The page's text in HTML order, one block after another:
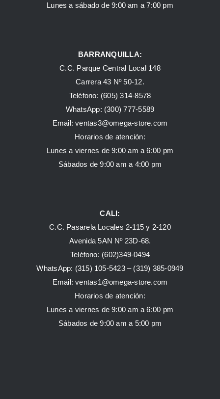
Lunes a sábado de 9:00 am a 7:00 pm
BARRANQUILLA:
C.C. Parque Central Local 148
Carrera 43 Nº 50-12.
Teléfono: (605) 314-8578
WhatsApp: (300) 777-5589
Email: ventas3@omega-store.com
Horarios de atención:
Lunes a viernes de 9:00 am a 6:00 pm
Sábados de 9:00 am a 4:00 pm
CALI:
C.C. Pasarela Locales 2-115 y 2-120
Avenida 5AN Nº 23D-68.
Teléfono: (602)349-0494
WhatsApp: (315) 105-5423 – (319) 385-0949
Email:ventas1@omega-store.com
Horarios de atención:
Lunes a viernes de 9:00 am a 6:00 pm
Sábados de 9:00 am a 5:00 pm